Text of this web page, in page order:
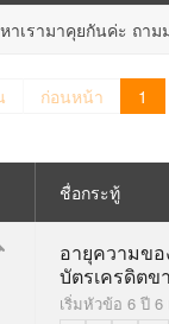
าเรามาคุยกันค่ะ ถา
ก่อนหน้า 1
ชื่อกระทู้
อายุความข
บัตรเครดิตข
เริ่มหัวข้อ 6 ปี